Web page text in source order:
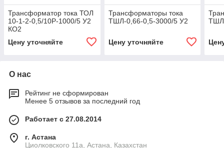
Трансформатор тока ТОЛ
10-1-2-0,5/10Р-1000/5 У2
КО2
Цену уточняйте
Трансформаторы тока
ТШЛ-0,66-0,5-3000/5 У2
Цену уточняйте
О нас
Рейтинг не сформирован
Менее 5 отзывов за последний год
Работает с 27.08.2014
г. Астана
Циолковского 11а, Астана, Казахстан